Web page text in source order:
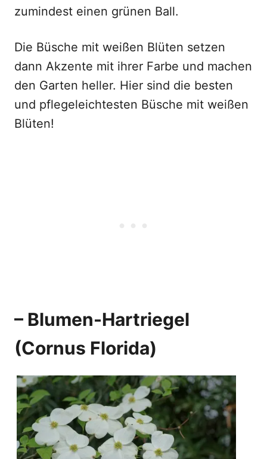
zumindest einen grünen Ball.
Die Büsche mit weißen Blüten setzen
dann Akzente mit ihrer Farbe und machen
den Garten heller. Hier sind die besten
und pflegeleichtesten Büsche mit weißen
Blüten!
– Blumen-Hartriegel
(Cornus Florida)